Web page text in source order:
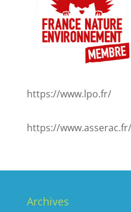
https://www.lpo.fr/
https://www.asserac.fr/
Archives